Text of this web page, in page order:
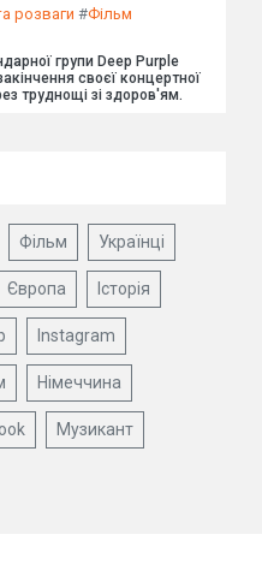
розваги #Фільм
групи Deep Purple
своєї концертної
труднощі зі здоров'ям.
Фільм Українці
Європа Історія
Instagram
Німеччина
Музикант